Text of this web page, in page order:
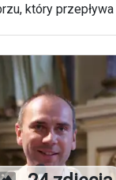
który
w niedzielę
Zamościu. W
dzieci spotkali